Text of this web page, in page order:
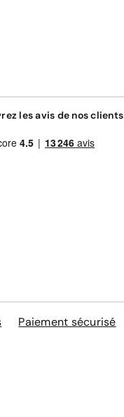
les avis de nos clients
Paiement sécurisé